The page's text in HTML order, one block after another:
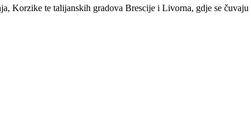
Korzike te talijanskih gradova Brescije i Livorna, gdje se